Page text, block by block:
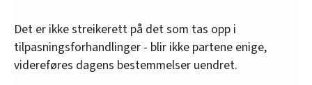
Det er ikke streikerett på det som tas opp i
tilpasningsforhandlinger - blir ikke partene enige,
videreføres dagens bestemmelser uendret.